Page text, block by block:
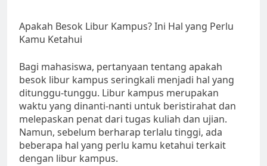
Apakah Besok Libur Kampus? Ini Hal yang Perlu
Kamu Ketahui
Bagi mahasiswa, pertanyaan tentang apakah
besok libur kampus seringkali menjadi hal yang
ditunggu-tunggu. Libur kampus merupakan
waktu yang dinanti-nanti untuk beristirahat dan
melepaskan penat dari tugas kuliah dan ujian.
Namun, sebelum berharap terlalu tinggi, ada
beberapa hal yang perlu kamu ketahui terkait
dengan libur kampus.